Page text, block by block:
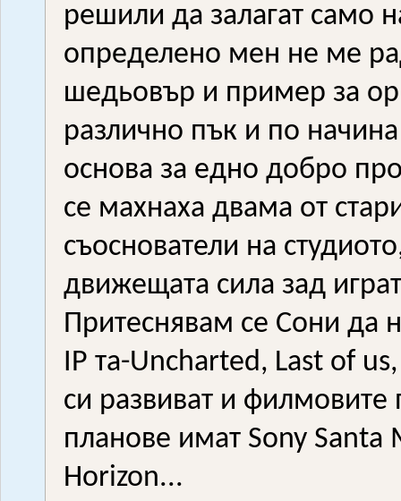
решили да залагат само
определено мен не ме
шедьовър и пример за
различно пък и по
основа за едно добро
се махнаха двама от
съоснователи на
движещата сила зад
Притеснявам се Сони да
IP та-Uncharted, Last of
си развиват и
планове имат Sony
Horizon...